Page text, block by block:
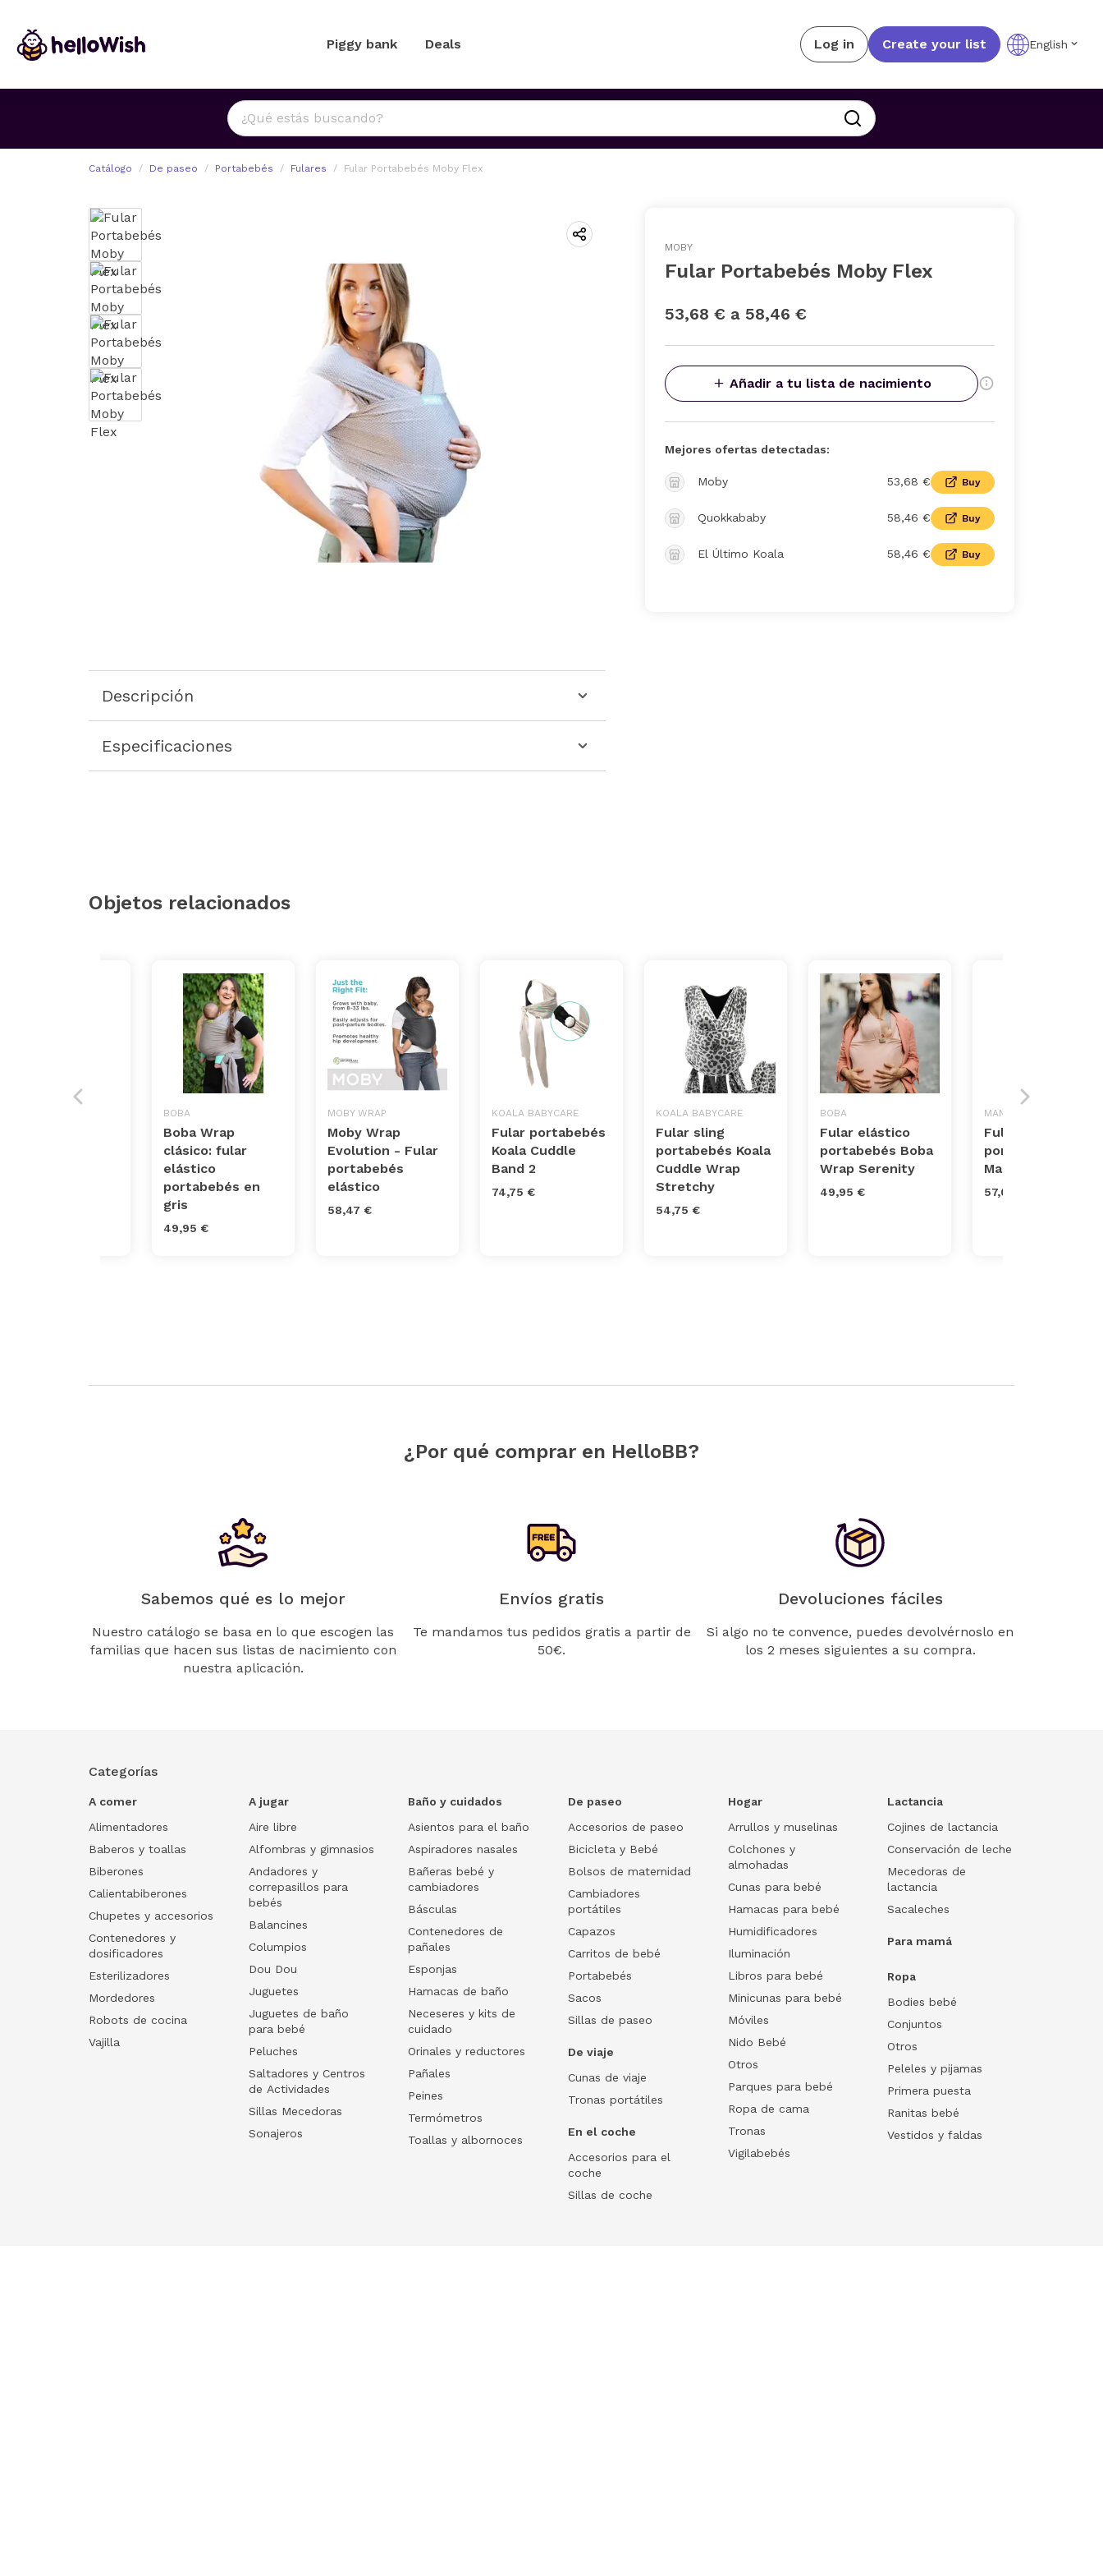
Piggy bank Deals Log in Create your list English
Catálogo De paseo Portabebés Fulares Fular Portabebés Moby Flex
Descripción
Especificaciones
MOBY
Fular Portabebés Moby Flex
53,68 € a 58,46 €
Añadir a tu lista de nacimiento
Mejores ofertas detectadas:
Moby 53,68 € Buy
Quokkababy 58,46 € Buy
El Último Koala 58,46 € Buy
Objetos relacionados
BOBA
Boba Wrap
clásico: fular
elástico
portabebés en
gris
49,95 €
MOBY WRAP
Moby Wrap
Evolution - Fular
portabebés
elástico
58,47 €
KOALA BABYCARE
Fular portabebés
Koala Cuddle
Band 2
74,75 €
KOALA BABYCARE
Fular sling
portabebés Koala
Cuddle Wrap
Stretchy
54,75 €
BOBA
Fular elástico
portabebés Boba
Wrap Serenity
49,95 €
MANDUCA
Fular elástico
portabebés
Manduca
57,05 €
¿Por qué comprar en HelloBB?
Sabemos qué es lo mejor
Nuestro catálogo se basa en lo que escogen las
familias que hacen sus listas de nacimiento con
nuestra aplicación.
Envíos gratis
Te mandamos tus pedidos gratis a partir de
50€.
Devoluciones fáciles
Si algo no te convence, puedes devolvérnoslo en
los 2 meses siguientes a su compra.
Categorías
A comer
Alimentadores
Baberos y toallas
Biberones
Calientabiberones
Chupetes y accesorios
Contenedores y
dosificadores
Esterilizadores
Mordedores
Robots de cocina
Vajilla
A jugar
Aire libre
Alfombras y gimnasios
Andadores y
correpasillos para
bebés
Balancines
Columpios
Dou Dou
Juguetes
Juguetes de baño
para bebé
Peluches
Saltadores y Centros
de Actividades
Sillas Mecedoras
Sonajeros
Baño y cuidados
Asientos para el baño
Aspiradores nasales
Bañeras bebé y
cambiadores
Básculas
Contenedores de
pañales
Esponjas
Hamacas de baño
Neceseres y kits de
cuidado
Orinales y reductores
Pañales
Peines
Termómetros
Toallas y albornoces
De paseo
Accesorios de paseo
Bicicleta y Bebé
Bolsos de maternidad
Cambiadores
portátiles
Capazos
Carritos de bebé
Portabebés
Sacos
Sillas de paseo
De viaje
Cunas de viaje
Tronas portátiles
En el coche
Accesorios para el
coche
Sillas de coche
Hogar
Arrullos y muselinas
Colchones y
almohadas
Cunas para bebé
Hamacas para bebé
Humidificadores
Iluminación
Libros para bebé
Minicunas para bebé
Móviles
Nido Bebé
Otros
Parques para bebé
Ropa de cama
Tronas
Vigilabebés
Lactancia
Cojines de lactancia
Conservación de leche
Mecedoras de
lactancia
Sacaleches
Para mamá
Ropa
Bodies bebé
Conjuntos
Otros
Peleles y pijamas
Primera puesta
Ranitas bebé
Vestidos y faldas